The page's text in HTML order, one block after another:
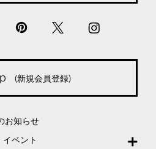
(新規会員登録)
お知らせ
ベント